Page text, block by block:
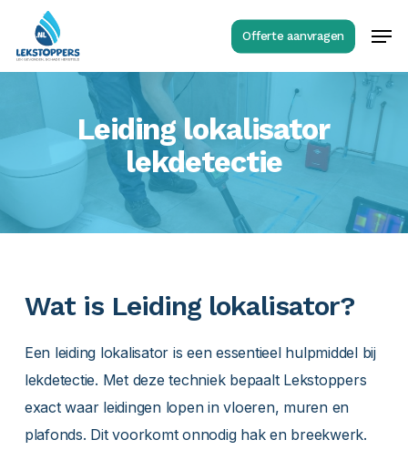
main
content
Offerte aanvragen
Leiding lokalisator
lekdetectie
Wat is Leiding lokalisator?
Een leiding lokalisator is een essentieel hulpmiddel bij
lekdetectie. Met deze techniek bepaalt Lekstoppers
exact waar leidingen lopen in vloeren, muren en
plafonds. Dit voorkomt onnodig hak en breekwerk.
Menu